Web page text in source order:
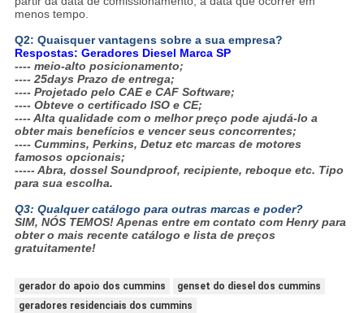
menos tempo.
Q2: Quaisquer vantagens sobre a sua empresa?
Respostas: Geradores Diesel Marca SP
---- meio-alto posicionamento;
---- 25days Prazo de entrega;
---- Projetado pelo CAE e CAF Software;
---- Obteve o certificado ISO e CE;
---- Alta qualidade com o melhor preço pode ajudá-lo a
obter mais benefícios e vencer seus concorrentes;
---- Cummins, Perkins, Detuz etc marcas de motores
famosos opcionais;
----- Abra, dossel Soundproof, recipiente, reboque etc. Tipo
para sua escolha.
Q3: Qualquer catálogo para outras marcas e poder?
SIM, NÓS TEMOS!Apenas entre em contato com Henry para
obter o mais recente catálogo e lista de preços
gratuitamente!
gerador do apoio dos cummins
genset do diesel dos cummins
geradores residenciais dos cummins